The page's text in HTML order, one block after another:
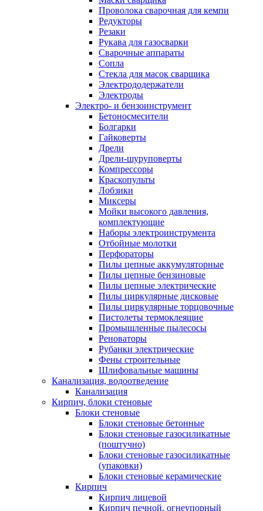
Проволока сварочная для кемпи
Редукторы
Резаки
Рукава для газосварки
Сварочные аппараты
Сопла
Стекла для масок сварщика
Электрододержатели
Электроды
Электро- и бензоинструмент
Бетоносмесители
Болгарки
Гайковерты
Дрели
Дрели-шуруповерты
Компрессоры
Краскопульты
Лобзики
Миксеры
Мойки высокого давления,
комплектующие
Наборы электроинструмента
Отбойные молотки
Перфораторы
Пилы цепные аккумуляторные
Пилы цепные бензиновые
Пилы цепные электрические
Пилы циркулярные дисковые
Пилы циркулярные торцовочные
Пистолеты термоклеящие
Промышленные пылесосы
Реноваторы
Рубанки электрические
Фены строительные
Шлифовальные машины
Канализация, водоотведение
Канализация
Кирпич, блоки стеновые
Блоки стеновые
Блоки стеновые бетонные
Блоки стеновые газосиликатные
(поштучно)
Блоки стеновые газосиликатные
(упаковки)
Блоки стеновые керамические
Кирпич
Кирпич лицевой
Кирпич печной, огнеупорный